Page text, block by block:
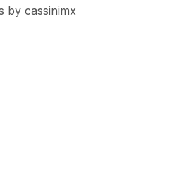
by cassinimx